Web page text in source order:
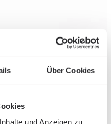
Über Cookies
und Anzeigen zu